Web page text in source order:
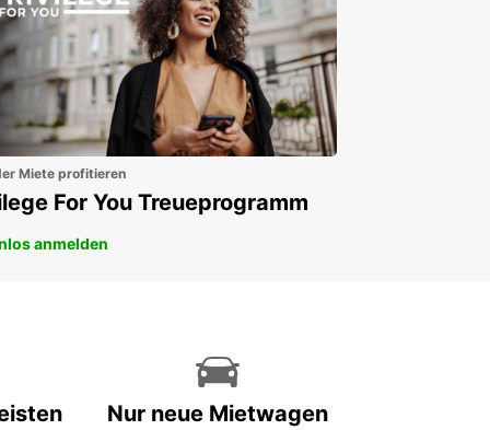
Miete profitieren
For You Treueprogramm
anmelden
Nur neue Mietwagen